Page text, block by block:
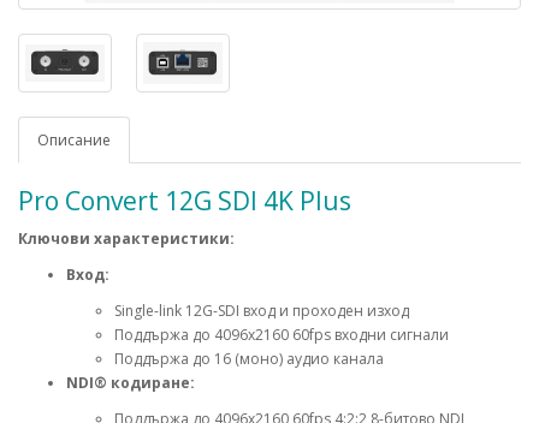
Описание
Pro Convert 12G SDI 4K Plus
Ключови характеристики:
Вход:
Single-link 12G-SDI вход и проходен изход
Поддържа до 4096x2160 60fps входни сигнали
Поддържа до 16 (моно) аудио канала
NDI® кодиране:
Поддържа до 4096x2160 60fps 4:2:2 8-битово NDI